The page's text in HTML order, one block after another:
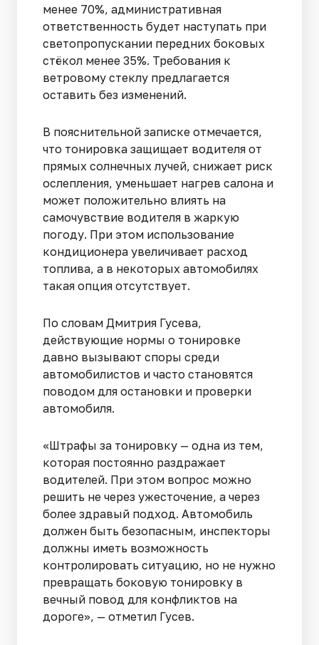
менее 70%, административная
ответственность будет наступать при
светопропускании передних боковых
стёкол менее 35%. Требования к
ветровому стеклу предлагается
оставить без изменений.
В пояснительной записке отмечается,
что тонировка защищает водителя от
прямых солнечных лучей, снижает риск
ослепления, уменьшает нагрев салона и
может положительно влиять на
самочувствие водителя в жаркую
погоду. При этом использование
кондиционера увеличивает расход
топлива, а в некоторых автомобилях
такая опция отсутствует.
По словам Дмитрия Гусева,
действующие нормы о тонировке
давно вызывают споры среди
автомобилистов и часто становятся
поводом для остановки и проверки
автомобиля.
«Штрафы за тонировку — одна из тем,
которая постоянно раздражает
водителей. При этом вопрос можно
решить не через ужесточение, а через
более здравый подход. Автомобиль
должен быть безопасным, инспекторы
должны иметь возможность
контролировать ситуацию, но не нужно
превращать боковую тонировку в
вечный повод для конфликтов на
дороге», — отметил Гусев.